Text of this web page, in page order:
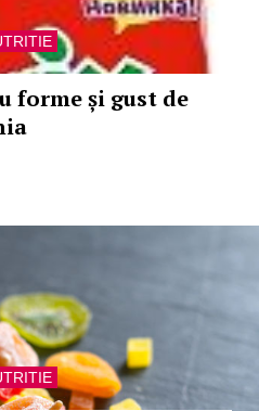
forme și gust de